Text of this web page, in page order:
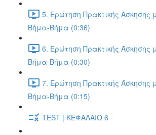
5. Ερώτηση Πρακτικής Άσκησης
Βήμα-Βήμα (0:36)
6. Ερώτηση Πρακτικής Άσκησης
Βήμα-Βήμα (0:30)
7. Ερώτηση Πρακτικής Άσκησης
Βήμα-Βήμα (0:15)
TEST | ΚΕΦΑΛΑΙΟ 6